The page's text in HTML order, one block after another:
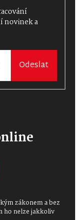
novinek a
Odeslat
zákonem a bez
ho nelze jakkoliv